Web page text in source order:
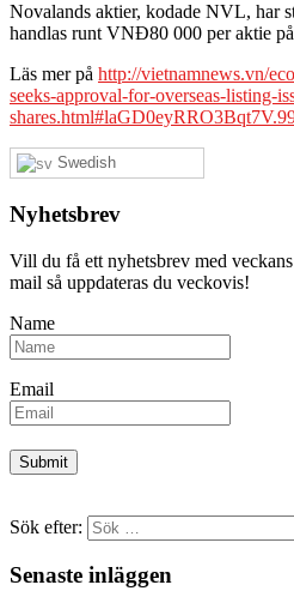
Novalands aktier, kodade NVL, har
handlas runt VNĐ80 000 per aktie
Läs mer på http://vietnamnews.vn/
seeks-approval-for-overseas-listing-
Swedish
Nyhetsbrev
Vill du få ett nyhetsbrev med
mail så uppdateras du veckovis!
Name
Email
Sök efter:
Senaste inläggen